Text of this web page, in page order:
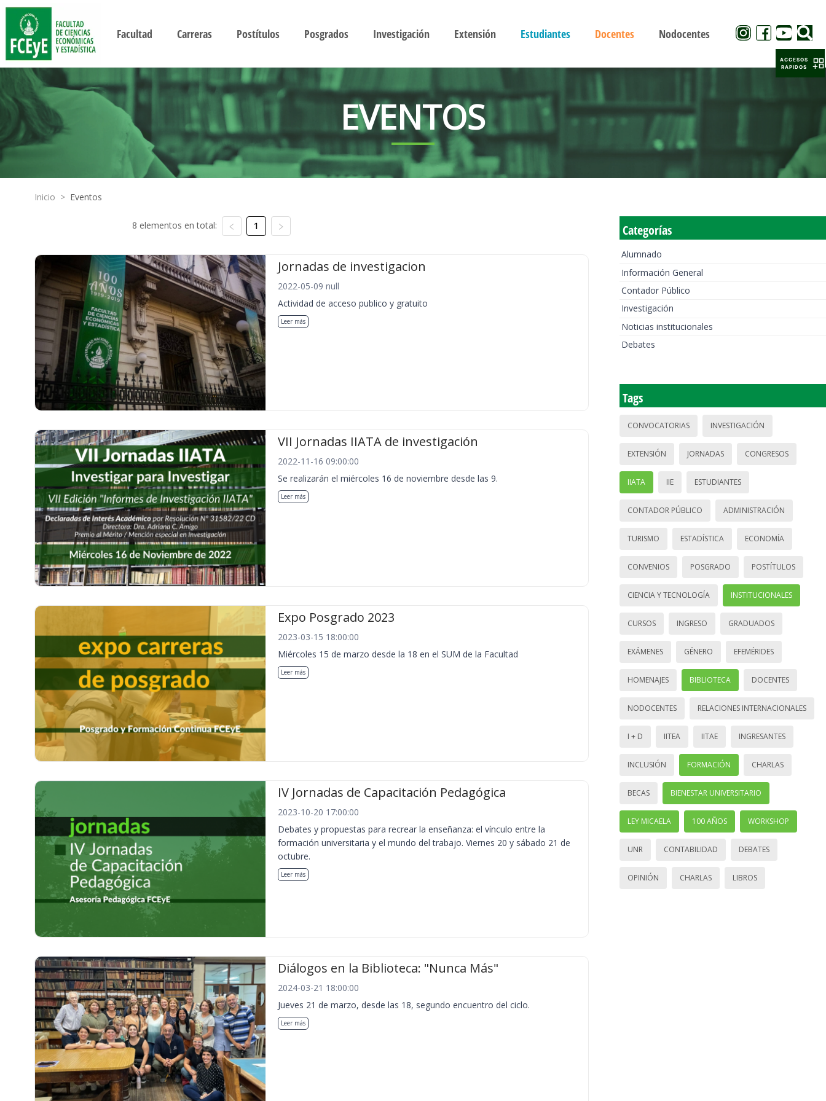
Facultad Carreras Postítulos Posgrados Investigación Extensión Estudiantes Docentes Nodocentes
EVENTOS
Inicio > Eventos
8 elementos en total: 1
Jornadas de investigacion
2022-05-09 null
Actividad de acceso publico y gratuito
Leer más
VII Jornadas IIATA de investigación
2022-11-16 09:00:00
Se realizarán el miércoles 16 de noviembre desde las 9.
Leer más
Expo Posgrado 2023
2023-03-15 18:00:00
Miércoles 15 de marzo desde la 18 en el SUM de la Facultad
Leer más
IV Jornadas de Capacitación Pedagógica
2023-10-20 17:00:00
Debates y propuestas para recrear la enseñanza: el vínculo entre la
formación universitaria y el mundo del trabajo. Viernes 20 y sábado 21 de
octubre.
Leer más
Diálogos en la Biblioteca: "Nunca Más"
2024-03-21 18:00:00
Jueves 21 de marzo, desde las 18, segundo encuentro del ciclo.
Leer más
Categorías
Alumnado
Información General
Contador Público
Investigación
Noticias institucionales
Debates
Tags
CONVOCATORIAS INVESTIGACIÓN
EXTENSIÓN JORNADAS CONGRESOS
IIATA IIE ESTUDIANTES
CONTADOR PÚBLICO ADMINISTRACIÓN
TURISMO ESTADÍSTICA ECONOMÍA
CONVENIOS POSGRADO POSTÍTULOS
CIENCIA Y TECNOLOGÍA INSTITUCIONALES
CURSOS INGRESO GRADUADOS
EXÁMENES GÉNERO EFEMÉRIDES
HOMENAJES BIBLIOTECA DOCENTES
NODOCENTES RELACIONES INTERNACIONALES
I + D IITEA IITAE INGRESANTES
INCLUSIÓN FORMACIÓN CHARLAS
BECAS BIENESTAR UNIVERSITARIO
LEY MICAELA 100 AÑOS WORKSHOP
UNR CONTABILIDAD DEBATES
OPINIÓN CHARLAS LIBROS
ACCESOS
RAPIDOS